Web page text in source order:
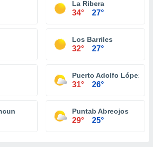
La Ribera
34° 27°
Los Barriles
32° 27°
Puerto Adolfo López
31° 26°
Puntab Abreojos
29° 25°